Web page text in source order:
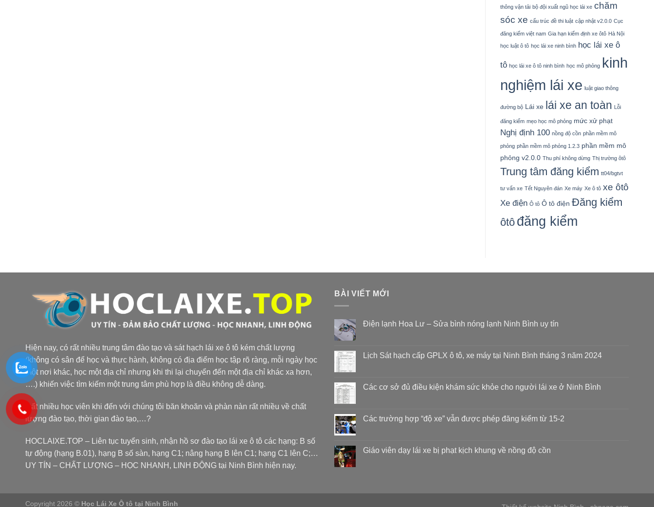
thông vận tải bộ đội xuất ngũ học lái xe chăm
sóc xe cấu trúc đề thi luật cập nhật v2.0.0 Cục
đăng kiểm việt nam Gia hạn kiểm định xe ôtô Hà Nội
học luật ô tô học lái xe ninh bình học lái xe ô
tô học lái xe ô tô ninh bình học mô phỏng kinh
nghiệm lái xe luật giao thông
đường bộ Lái xe lái xe an toàn Lỗi
đăng kiểm mẹo học mô phỏng mức xử phạt
Nghị định 100 nồng độ cồn phần mềm mô
phỏng phần mềm mô phỏng 1.2.3 phần mềm mô
phỏng v2.0.0 Thu phí không dừng Thị trường ôtô
Trung tâm đăng kiểm tt04/bgtvt
tư vấn xe Tết Nguyên đán Xe máy Xe ô tô xe ôtô
Xe điện Ô tô Ô tô điện Đăng kiểm
ôtô đăng kiểm
Hiện nay, có rất nhiều trung tâm đào tạo và sát hạch lái xe ô tô kém chất lượng
(không có sân để học và thực hành, không có địa điểm học tập rõ ràng, mỗi ngày học
một nơi khác, học một địa chỉ nhưng khi thi lại chuyển đến một địa chỉ khác xa hơn,
….) khiến việc tìm kiếm một trung tâm phù hợp là điều không dễ dàng.
Rất nhiều học viên khi đến với chúng tôi băn khoăn và phàn nàn rất nhiều về chất
lượng đào tạo, thời gian đào tạo,…?
HOCLAIXE.TOP – Liên tục tuyển sinh, nhận hồ sơ đào tạo lái xe ô tô các hạng: B số
tự động (hạng B.01), hạng B số sàn, hạng C1; nâng hạng B lên C1; hạng C1 lên C;…
UY TÍN – CHẤT LƯỢNG – HỌC NHANH, LINH ĐỘNG tại Ninh Bình hiện nay.
BÀI VIẾT MỚI
Điện lạnh Hoa Lư – Sửa bình nóng lạnh Ninh Bình uy tín
Lịch Sát hạch cấp GPLX ô tô, xe máy tại Ninh Bình tháng 3 năm 2024
Các cơ sở đủ điều kiện khám sức khỏe cho người lái xe ở Ninh Bình
Các trường hợp “độ xe” vẫn được phép đăng kiểm từ 15-2
Giáo viên dạy lái xe bị phạt kịch khung về nồng độ cồn
Copyright 2026 © Học Lái Xe Ô tô tại Ninh Bình